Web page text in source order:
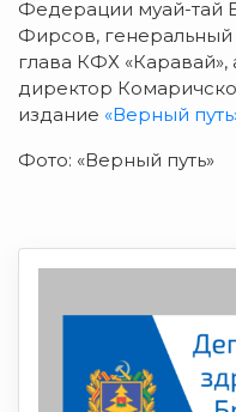
Федерации муай-тай
Фирсов,
глава КФХ
директор
издание «Верный
Фото: «Верный путь»